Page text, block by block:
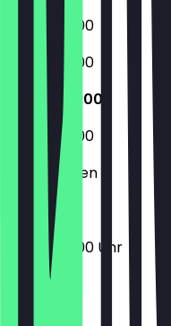
10:00 - 20:00
10:00 - 20:00
10:00 - 20:00
10:00 - 20:00
Geschlossen
10:00 - 20:00 Uhr